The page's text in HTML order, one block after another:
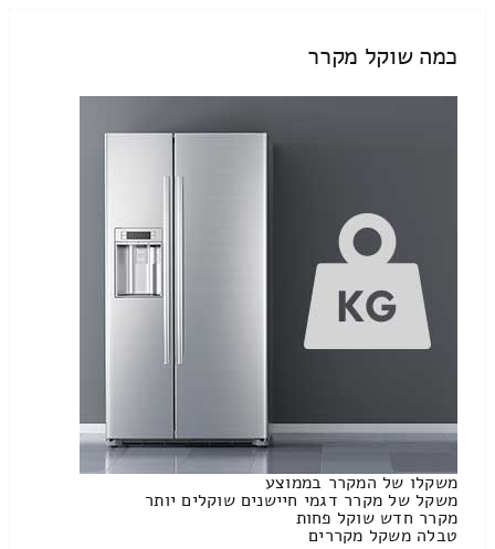
כמה שוקל מקרר
משקלו של המקרר בממוצע
משקל של מקרר דגמי חיישנים שוקלים יותר
מקרר חדש שוקל פחות
טבלה משקל מקררים